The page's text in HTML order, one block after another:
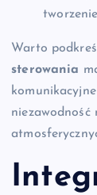
Warto
sterowania